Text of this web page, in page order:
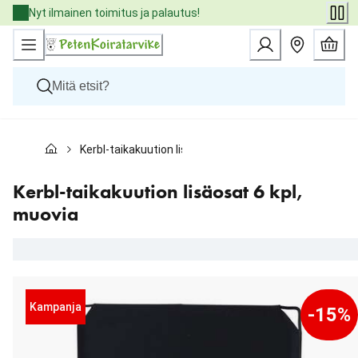
Skip
to
Content
Nyt ilmainen toimitus ja palautus!
Kissat
Eläinlääkäriruoat
Tuotemerkit
Uutuudet
Kerbl-taikakuution lisäosat 6 kpl, muovia
Kerbl-taikakuution lisäosat 6 kpl,
muovia
Kampanja -15%